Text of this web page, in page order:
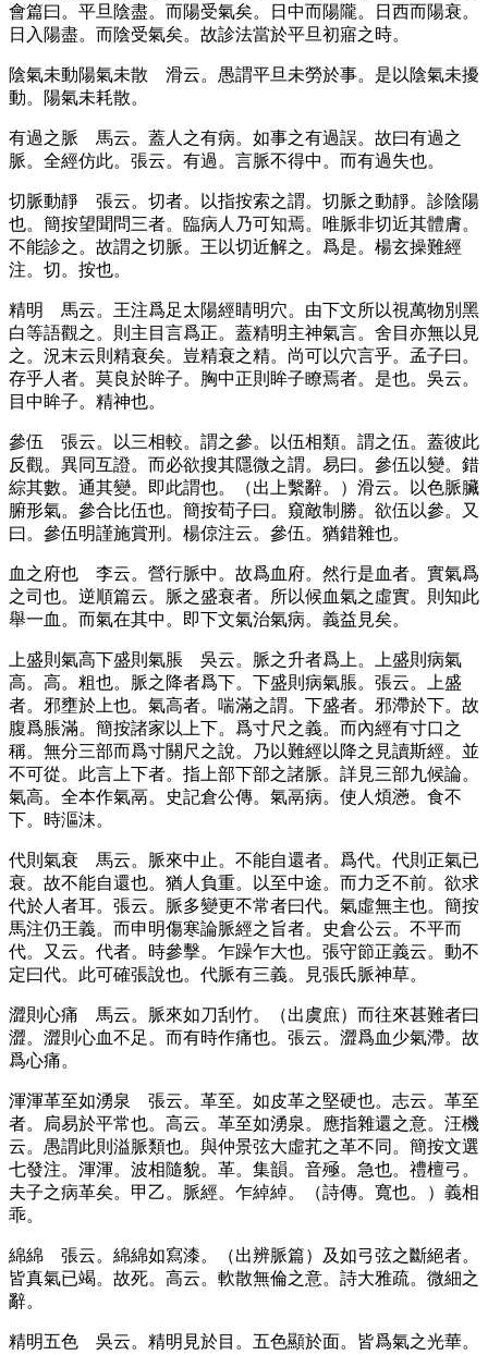
會篇曰。平旦陰盡。而陽受氣矣。日中而陽隴。日西而陽衰。
日入陽盡。而陰受氣矣。故診法當於平旦初寤之時。
陰氣未動陽氣未散 滑云。愚謂平旦未勞於事。是以陰氣未擾
動。陽氣未耗散。
有過之脈 馬云。蓋人之有病。如事之有過誤。故曰有過之
脈。全經仿此。張云。有過。言脈不得中。而有過失也。
切脈動靜 張云。切者。以指按索之謂。切脈之動靜。診陰陽
也。簡按望聞問三者。臨病人乃可知焉。唯脈非切近其體膚。
不能診之。故謂之切脈。王以切近解之。爲是。楊玄操難經
注。切。按也。
精明
馬云。王注爲足太陽經睛明穴。由下文所以視萬物別黑
白等語觀之。則主目言爲正。蓋精明主神氣言。舍目亦無以見
之。況末云則精衰矣。豈精衰之精。尚可以穴言乎。孟子曰。
存乎人者。莫良於眸子。胸中正則眸子瞭焉者。是也。吳云。
目中眸子。精神也。
參伍 張云。以三相較。謂之參。以伍相類。謂之伍。蓋彼此
反觀。異同互證。而必欲搜其隱微之謂。易曰。參伍以變。錯
綜其數。通其變。即此謂也。
（出上繫辭。） 滑云。以色脈臟
腑形氣。參合比伍也。簡按荀子曰。窺敵制勝。欲伍以參。又
曰。參伍明謹施賞刑。楊倞注云。參伍。猶錯雜也。
血之府也 李云。營行脈中。故爲血府。然行是血者。實氣爲
之司也。逆順篇云。脈之盛衰者。所以候血氣之虛實。則知此
舉一血。而氣在其中。即下文氣治氣病。義益見矣。
上盛則氣高下盛則氣脹 吳云。脈之升者爲上。上盛則病氣
高。高。粗也。脈之降者爲下。下盛則病氣脹。張云。上盛
者。邪壅於上也。氣高者。喘滿之謂。下盛者。邪滯於下。故
腹爲脹滿。簡按諸家以上下。爲寸尺之義。而內經有寸口之
稱。無分三部而爲寸關尺之說。乃以難經以降之見讀斯經。並
不可從。此言上下者。指上部下部之諸脈。詳見三部九候論。
氣高。全本作氣鬲。史記倉公傳。氣鬲病。使人煩懣。食不
下。時漚沫。
代則氣衰 馬云。脈來中止。不能自還者。爲代。代則正氣已
衰。故不能自還也。猶人負重。以至中途。而力乏不前。欲求
代於人者耳。張云。脈多變更不常者曰代。氣虛無主也。簡按
馬注仍王義。而申明傷寒論脈經之旨者。史倉公云。不平而
代。又云。代者。時參擊。乍躁乍大也。張守節正義云。動不
定曰代。此可確張說也。代脈有三義。見張氏脈神草。
澀則心痛 馬云。脈來如刀刮竹。 （出虞庶） 而往來甚難者曰
澀。澀則心血不足。而有時作痛也。張云。澀爲血少氣滯。故
爲心痛。
渾渾革至如湧泉
張云。革至。如皮革之堅硬也。志云。革至
者。扃易於平常也。高云。革至如湧泉。應指雜還之意。汪機
云。愚謂此則溢脈類也。與仲景弦大虛芤之革不同。簡按文選
七發注。渾渾。波相隨貌。革。集韻。音殛。急也。禮檀弓。
夫子之病革矣。甲乙。脈經。乍綽綽。
（詩傳。寬也。） 義相
乖。
綿綿 張云。綿綿如寫漆。 （出辨脈篇）
及如弓弦之斷絕者。
皆真氣已竭。故死。高云。軟散無倫之意。詩大雅疏。微細之
辭。
精明五色 吳云。精明見於目。五色顯於面。皆爲氣之光華。